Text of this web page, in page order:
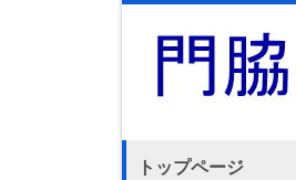
トップページ